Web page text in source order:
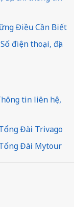
Điều Cần Biết
điện thoại, địa
tin liên hệ,
Đài Trivago
Đài Mytour